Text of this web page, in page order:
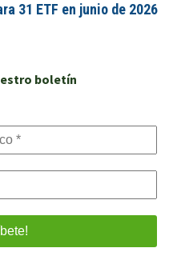
31 ETF en junio de 2026
boletín